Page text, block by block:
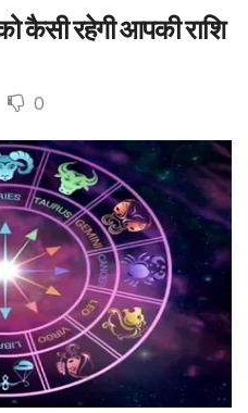
कैसी रहेगी आपकी राशि
0